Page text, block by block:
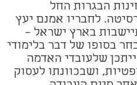
הבגרות החל
לחבריו אמנם יעץ
בארץ ישראל –
בסופו של דבר בלימודי
שלעובדי האדמה
ושבכוונתו לעסוק